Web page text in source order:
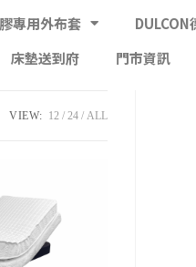
專用外布套
床墊送到府 門市資訊
VIEW: 12 24 ALL